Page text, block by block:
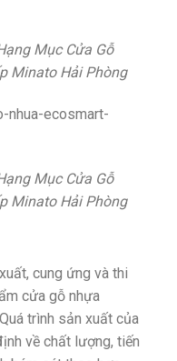
Mục Cửa Gỗ
Minato Hải Phòng
Mục Cửa Gỗ
Minato Hải Phòng
cung ứng và thi
cửa gỗ nhựa
trình sản xuất của
về chất lượng, tiến